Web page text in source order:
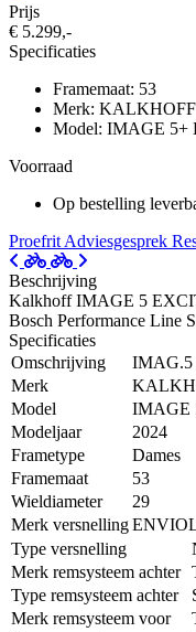
Prijs
€ 5.299,-
Specificaties
Framemaat: 53
Merk: KALKHOFF
Model: IMAGE
Voorraad
Op bestelling
Proefrit Adviesgesprek
Beschrijving
Kalkhoff IMAGE 5
Bosch Performance Line
Specificaties
Omschrijving
IMAG.5
Merk
Model
IMAGE
Modeljaar
2024
Frametype
Dames
Framemaat
53
Wieldiameter
29
Merk versnelling
Type versnelling
Merk remsysteem achter
Type remsysteem achter
Merk remsysteem voor